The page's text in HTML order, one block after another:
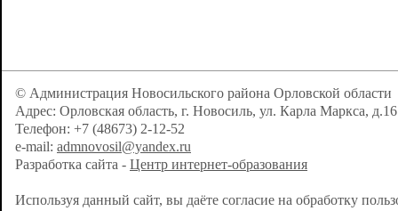
© Администрация Новосильского района Орловской области
Адрес: Орловская область, г. Новосиль, ул. Карла Маркса, д.16
Телефон: +7 (48673) 2-12-52
e-mail: admnovosil@yandex.ru
Разработка сайта - Центр интернет-образования
Используя данный сайт, вы даёте согласие на обработку